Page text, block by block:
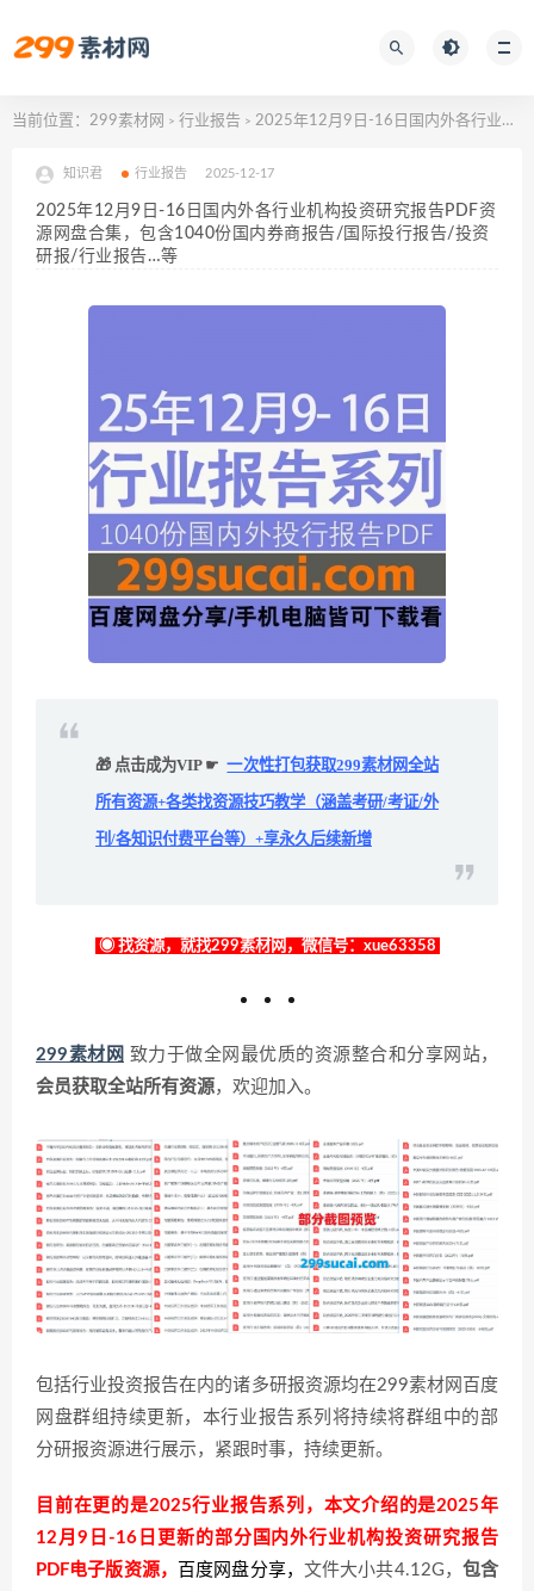
当前位置： 299素材网 > 行业报告 > 2025年12月9日-16日国内外各行业机构投资研究报告PDF资源网盘合集，包含1040份国内券商报告/国际投行报告/投资研报/行业报告…等
知识君 行业报告 2025-12-17
2025年12月9日-16日国内外各行业机构投资研究报告PDF资
源网盘合集，包含1040份国内券商报告/国际投行报告/投资
研报/行业报告…等
🎁 点击成为VIP ☛ 一次性打包获取299素材网全站
所有资源+各类找资源技巧教学（涵盖考研/考证/外
刊/各知识付费平台等）+享永久后续新增
◉ 找资源，就找299素材网，微信号：xue63358
299素材网 致力于做全网最优质的资源整合和分享网站，
会员获取全站所有资源，欢迎加入。
包括行业投资报告在内的诸多研报资源均在299素材网百度
网盘群组持续更新，本行业报告系列将持续将群组中的部
分研报资源进行展示，紧跟时事，持续更新。
目前在更的是2025行业报告系列，本文介绍的是2025年
12月9日-16日更新的部分国内外行业机构投资研究报告
PDF电子版资源， 百度网盘分享， 文件大小共4.12G， 包含